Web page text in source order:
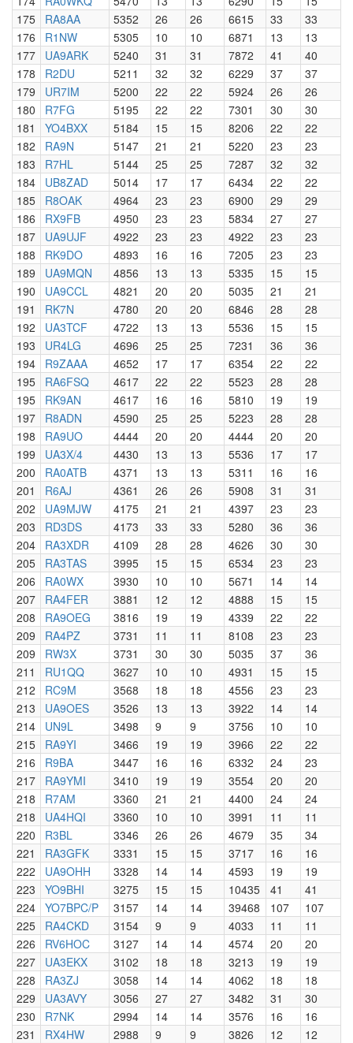
175
RA8AA 5352 26 26 6615 33
33
176
R1NW 5305 10 10 6871 13
13
177
UA9ARK 5240 31 31 7872 41
40
178
R2DU 5211 32 32 6229 37
37
179
UR7IM 5200 22 22 5924 26
26
180
R7FG 5195 22 22 7301 30
30
181
YO4BXX 5184 15 15 8206 22
22
182
RA9N 5147 21 21 5220 23
23
183
R7HL 5144 25 25 7287 32
32
184
UB8ZAD 5014 17 17 6434 22
22
185
R8OAK 4964 23 23 6900 29
29
186
RX9FB 4950 23 23 5834 27
27
187
UA9UJF 4922 23 23 4922 23
23
188
RK9DO 4893 16 16 7205 23
23
189
UA9MQN 4856 13 13 5335 15
15
190
UA9CCL 4821 20 20 5035 21
21
191
RK7N 4780 20 20 6846 28
28
192
UA3TCF 4722 13 13 5536 15
15
193
UR4LG 4696 25 25 7231 36
36
194
R9ZAAA 4652 17 17 6354 22
22
195
RA6FSQ 4617 22 22 5523 28
28
195
RK9AN 4617 16 16 5810 19
19
197
R8ADN 4590 25 25 5223 28
28
198
RA9UO 4444 20 20 4444 20
20
199
UA3X/4 4430 13 13 5536 17
17
200
RA0ATB 4371 13 13 5311 16
16
201
R6AJ 4361 26 26 5908 31
31
202
UA9MJW 4175 21 21 4397 23
23
203
RD3DS 4173 33 33 5280 36
36
204
RA3XDR 4109 28 28 4626 30
30
205
RA3TAS 3995 15 15 6534 23
23
206
RA0WX 3930 10 10 5671 14
14
207
RA4FER 3881 12 12 4888 15
15
208
RA9OEG 3816 19 19 4339 22
22
209
RA4PZ 3731 11 11 8108 23
23
209
RW3X 3731 30 30 5035 37
36
211
RU1QQ 3627 10 10 4931 15
15
212
RC9M 3568 18 18 4556 23
23
213
UA9OES 3526 13 13 3922 14
14
214
UN9L 3498 9 9 3756 10
10
215
RA9YI 3466 19 19 3966 22
22
216
R9BA 3447 16 16 6332 24
23
217
RA9YMI 3410 19 19 3554 20
20
218
R7AM 3360 21 21 4400 24
24
218
UA4HQI 3360 10 10 3991 11
11
220
R3BL 3346 26 26 4679 35
34
221
RA3GFK 3331 15 15 3717 16
16
222
UA9OHH 3328 14 14 4593 19
19
223
YO9BHI 3275 15 15 10435 41
41
224 YO7BPC/P 3157 14 14 39468 107
107
225
RA4CKD 3154 9 9 4033 11
11
226
RV6HOC 3127 14 14 4574 20
20
227
UA3EKX 3102 18 18 3213 19
19
228
RA3ZJ 3058 14 14 4062 18
18
229
UA3AVY 3056 27 27 3482 31
30
230
R7NK 2994 14 14 3576 16
16
231
RX4HW 2988 9 9 3826 12
12